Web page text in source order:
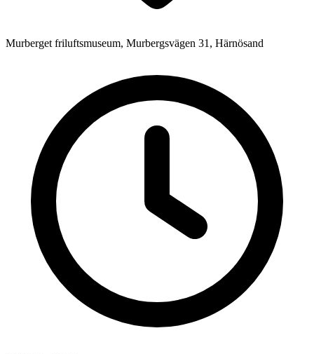
Murberget friluftsmuseum, Murbergsvägen 31, Härnösand